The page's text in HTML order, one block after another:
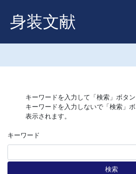
身装文献
キーワードを入力して「検索」ボタ
キーワードを入力しないで「検索」
表示されます。
キーワード
検索